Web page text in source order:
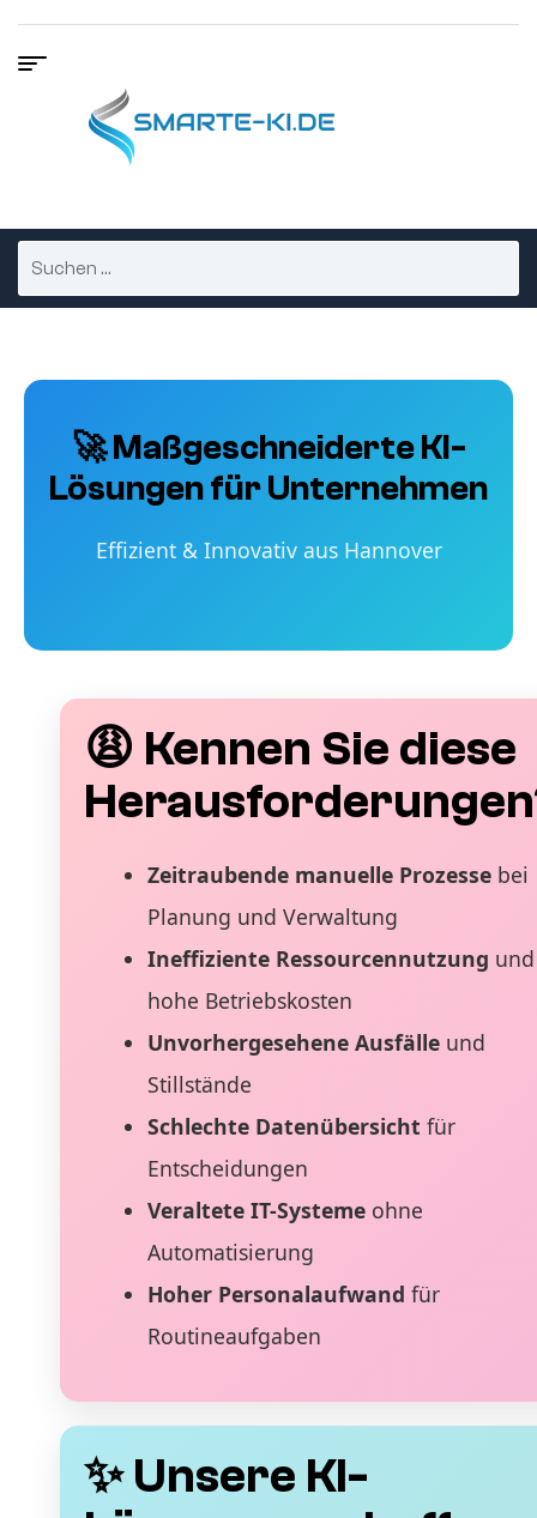
🚀 Maßgeschneiderte KI-
Lösungen für Unternehmen
Effizient & Innovativ aus Hannover
😩 Kennen Sie diese
Zeitraubende manuelle Prozessebei
Planung und Verwaltung
Ineffiziente Ressourcennutzung und
hohe Betriebskosten
Unvorhergesehene Ausfälleund
Stillstände
Schlechte Datenübersicht für
Entscheidungen
Veraltete IT-Systemeohne
Automatisierung
Hoher Personalaufwand für
Routineaufgaben
✨ Unsere KI-